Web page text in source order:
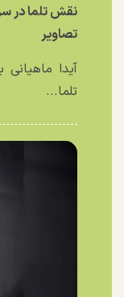
نقش تلما در
تصاویر
آیدا
تلما...